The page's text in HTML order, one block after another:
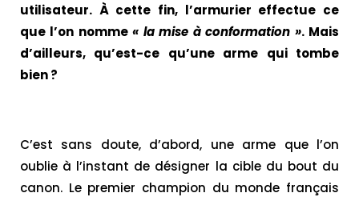
utilisateur. À cette fin, l’armurier effectue ce
que l’on nomme« la mise à conformation ». Mais
d’ailleurs, qu’est-ce qu’une arme qui tombe
bien ?
C’est sans doute, d’abord, une arme que l’on
oublie à l’instant de désigner la cible du bout du
canon. Le premier champion du monde français